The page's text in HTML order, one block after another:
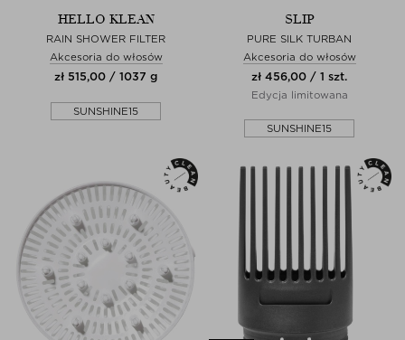
HELLO KLEAN
RAIN SHOWER FILTER
Akcesoria do włosów
zł 515,00 / 1037 g
SUNSHINE15
SLIP
PURE SILK TURBAN
Akcesoria do włosów
zł 456,00 / 1 szt.
Edycja limitowana
SUNSHINE15